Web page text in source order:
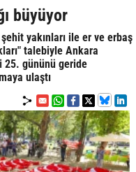
büyüyor
yakınları ile er ve erbaş
talebiyle Ankara
25. gününü geride
ulaştı